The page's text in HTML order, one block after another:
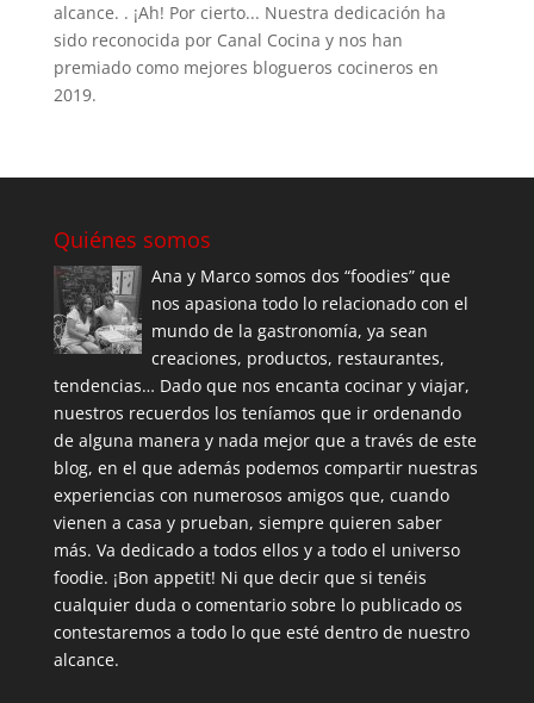
alcance. . ¡Ah! Por cierto... Nuestra dedicación ha
sido reconocida por Canal Cocina y nos han
premiado como mejores blogueros cocineros en
2019.
Quiénes somos
Ana y Marco somos dos “foodies” que
nos apasiona todo lo relacionado con el
mundo de la gastronomía, ya sean
creaciones, productos, restaurantes,
tendencias… Dado que nos encanta cocinar y viajar,
nuestros recuerdos los teníamos que ir ordenando
de alguna manera y nada mejor que a través de este
blog, en el que además podemos compartir nuestras
experiencias con numerosos amigos que, cuando
vienen a casa y prueban, siempre quieren saber
más. Va dedicado a todos ellos y a todo el universo
foodie. ¡Bon appetit! Ni que decir que si tenéis
cualquier duda o comentario sobre lo publicado os
contestaremos a todo lo que esté dentro de nuestro
alcance.